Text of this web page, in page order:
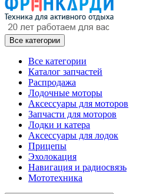
Все категории
Все категории
Каталог запчастей
Распродажа
Лодочные моторы
Аксессуары для моторов
Запчасти для моторов
Лодки и катера
Аксессуары для лодок
Прицепы
Эхолокация
Навигация и радиосвязь
Мототехника